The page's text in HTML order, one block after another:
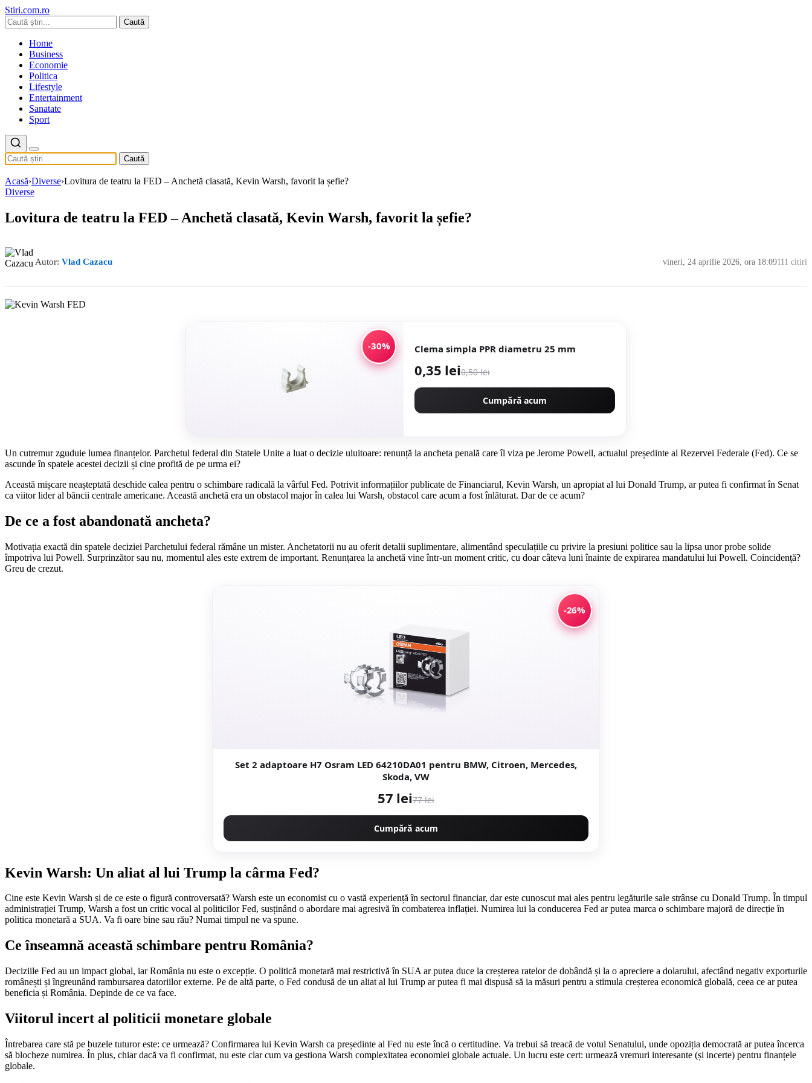
Stiri.com.ro
Caută
Home
Business
Economie
Politica
Lifestyle
Entertainment
Sanatate
Sport
Caută
Acasă›Diverse›Lovitura de teatru la FED – Anchetă clasată, Kevin Warsh, favorit la șefie?
Diverse
Lovitura de teatru la FED – Anchetă clasată, Kevin Warsh, favorit la șefie?
Autor: Vlad Cazacu vineri, 24 aprilie 2026, ora 18:09111 citiri
-30% Clema simpla PPR diametru 25 mm
0,35 lei0,50 lei
Cumpără acum
Un cutremur zguduie lumea finanțelor. Parchetul federal din Statele Unite a luat o decizie uluitoare: renunță la ancheta penală care îl viza pe Jerome Powell, actualul președinte al Rezervei Federale (Fed). Ce se
ascunde în spatele acestei decizii și cine profită de pe urma ei?
Această mișcare neașteptată deschide calea pentru o schimbare radicală la vârful Fed. Potrivit informațiilor publicate de Financiarul, Kevin Warsh, un apropiat al lui Donald Trump, ar putea fi confirmat în Senat
ca viitor lider al băncii centrale americane. Această anchetă era un obstacol major în calea lui Warsh, obstacol care acum a fost înlăturat. Dar de ce acum?
De ce a fost abandonată ancheta?
Motivația exactă din spatele deciziei Parchetului federal rămâne un mister. Anchetatorii nu au oferit detalii suplimentare, alimentând speculațiile cu privire la presiuni politice sau la lipsa unor probe solide
împotriva lui Powell. Surprinzător sau nu, momentul ales este extrem de important. Renunțarea la anchetă vine într-un moment critic, cu doar câteva luni înainte de expirarea mandatului lui Powell. Coincidență?
Greu de crezut.
-26%
Set 2 adaptoare H7 Osram LED 64210DA01 pentru BMW, Citroen, Mercedes,
Skoda, VW
57 lei77 lei
Cumpără acum
Kevin Warsh: Un aliat al lui Trump la cârma Fed?
Cine este Kevin Warsh și de ce este o figură controversată? Warsh este un economist cu o vastă experiență în sectorul financiar, dar este cunoscut mai ales pentru legăturile sale strânse cu Donald Trump. În timpul
administrației Trump, Warsh a fost un critic vocal al politicilor Fed, susținând o abordare mai agresivă în combaterea inflației. Numirea lui la conducerea Fed ar putea marca o schimbare majoră de direcție în
politica monetară a SUA. Va fi oare bine sau rău? Numai timpul ne va spune.
Ce înseamnă această schimbare pentru România?
Deciziile Fed au un impact global, iar România nu este o excepție. O politică monetară mai restrictivă în SUA ar putea duce la creșterea ratelor de dobândă și la o apreciere a dolarului, afectând negativ exporturile
românești și îngreunând rambursarea datoriilor externe. Pe de altă parte, o Fed condusă de un aliat al lui Trump ar putea fi mai dispusă să ia măsuri pentru a stimula creșterea economică globală, ceea ce ar putea
beneficia și România. Depinde de ce va face.
Viitorul incert al politicii monetare globale
Întrebarea care stă pe buzele tuturor este: ce urmează? Confirmarea lui Kevin Warsh ca președinte al Fed nu este încă o certitudine. Va trebui să treacă de votul Senatului, unde opoziția democrată ar putea încerca
să blocheze numirea. În plus, chiar dacă va fi confirmat, nu este clar cum va gestiona Warsh complexitatea economiei globale actuale. Un lucru este cert: urmează vremuri interesante (și incerte) pentru finanțele
globale.